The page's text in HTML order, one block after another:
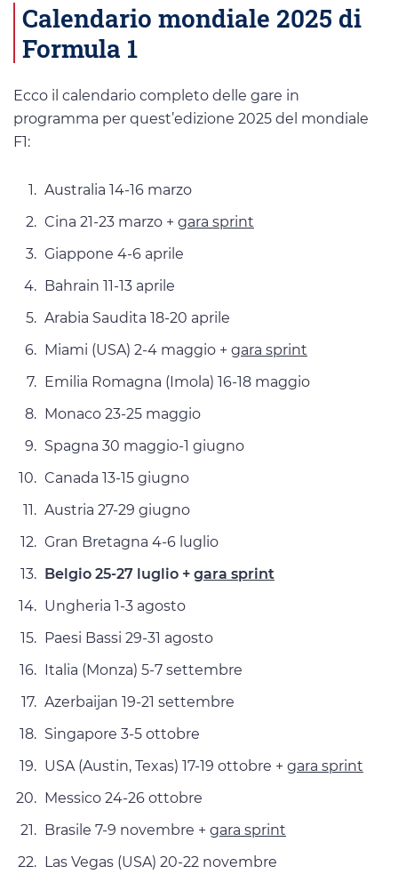
Calendario mondiale 2025 di
Formula 1
Ecco il calendario completo delle gare in
programma per quest’edizione 2025 del mondiale
F1:
Australia 14-16 marzo
Cina 21-23 marzo + gara sprint
Giappone 4-6 aprile
Bahrain 11-13 aprile
Arabia Saudita 18-20 aprile
Miami (USA) 2-4 maggio + gara sprint
Emilia Romagna (Imola) 16-18 maggio
Monaco 23-25 maggio
Spagna 30 maggio-1 giugno
Canada 13-15 giugno
Austria 27-29 giugno
Gran Bretagna 4-6 luglio
Belgio 25-27 luglio + gara sprint
Ungheria 1-3 agosto
Paesi Bassi 29-31 agosto
Italia (Monza) 5-7 settembre
Azerbaijan 19-21 settembre
Singapore 3-5 ottobre
USA (Austin, Texas) 17-19 ottobre + gara sprint
Messico 24-26 ottobre
Brasile 7-9 novembre + gara sprint
Las Vegas (USA) 20-22 novembre